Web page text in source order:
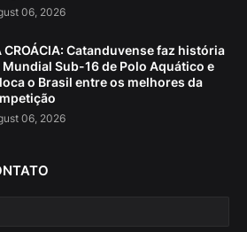
06, 2026
CROÁCIA: Catanduvense faz história
Mundial Sub-16 de Polo Aquático e
o Brasil entre os melhores da
06, 2026